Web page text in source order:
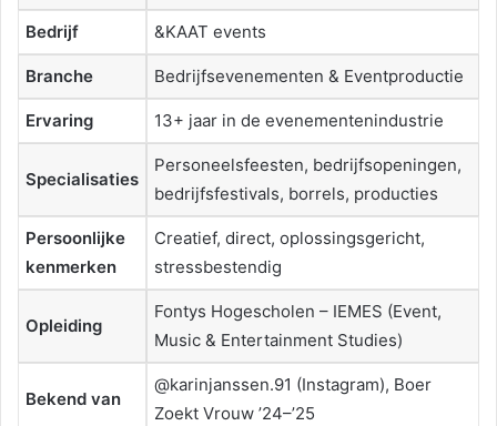
Bedrijf &KAAT events
Branche Bedrijfsevenementen & Eventproductie
Ervaring 13+ jaar in de evenementenindustrie
Specialisaties
Personeelsfeesten, bedrijfsopeningen,
bedrijfsfestivals, borrels, producties
Persoonlijke
kenmerken
Creatief, direct, oplossingsgericht,
stressbestendig
Opleiding
Fontys Hogescholen – IEMES (Event,
Music & Entertainment Studies)
Bekend van
@karinjanssen.91 (Instagram), Boer
Zoekt Vrouw ’24–’25